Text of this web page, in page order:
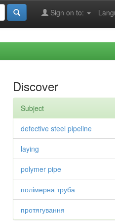
Sign on to:
Discover
Subject
defective steel pipeline
laying
polymer pipe
полімерна труба
протягування